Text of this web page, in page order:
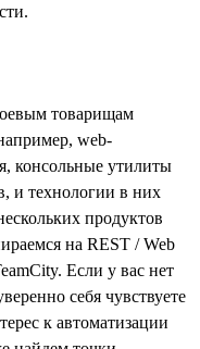
товарищам
web-
консольные утилиты
и технологии в них
продуктов
на REST / Web
Если у вас нет
себя чувствуете
к автоматизации